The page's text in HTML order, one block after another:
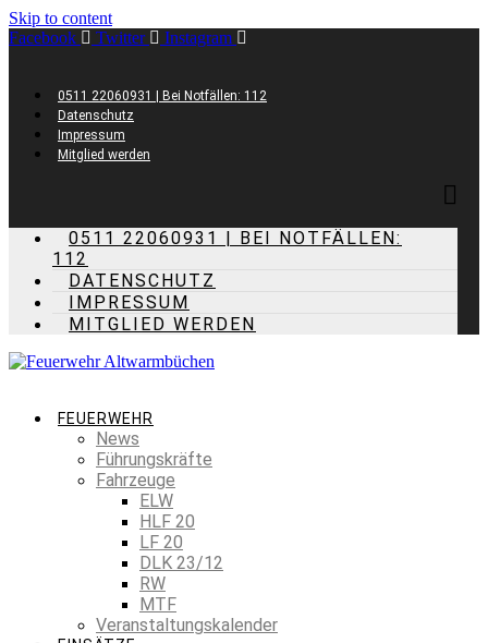
Skip to content
Facebook
Twitter Instagram
0511 22060931 | Bei Notfällen: 112
Datenschutz
Impressum
Mitglied werden
0511 22060931 | BEI NOTFÄLLEN:
112
DATENSCHUTZ
IMPRESSUM
MITGLIED WERDEN
FEUERWEHR
News
Führungskräfte
Fahrzeuge
ELW
HLF 20
LF 20
DLK 23/12
RW
MTF
Veranstaltungskalender